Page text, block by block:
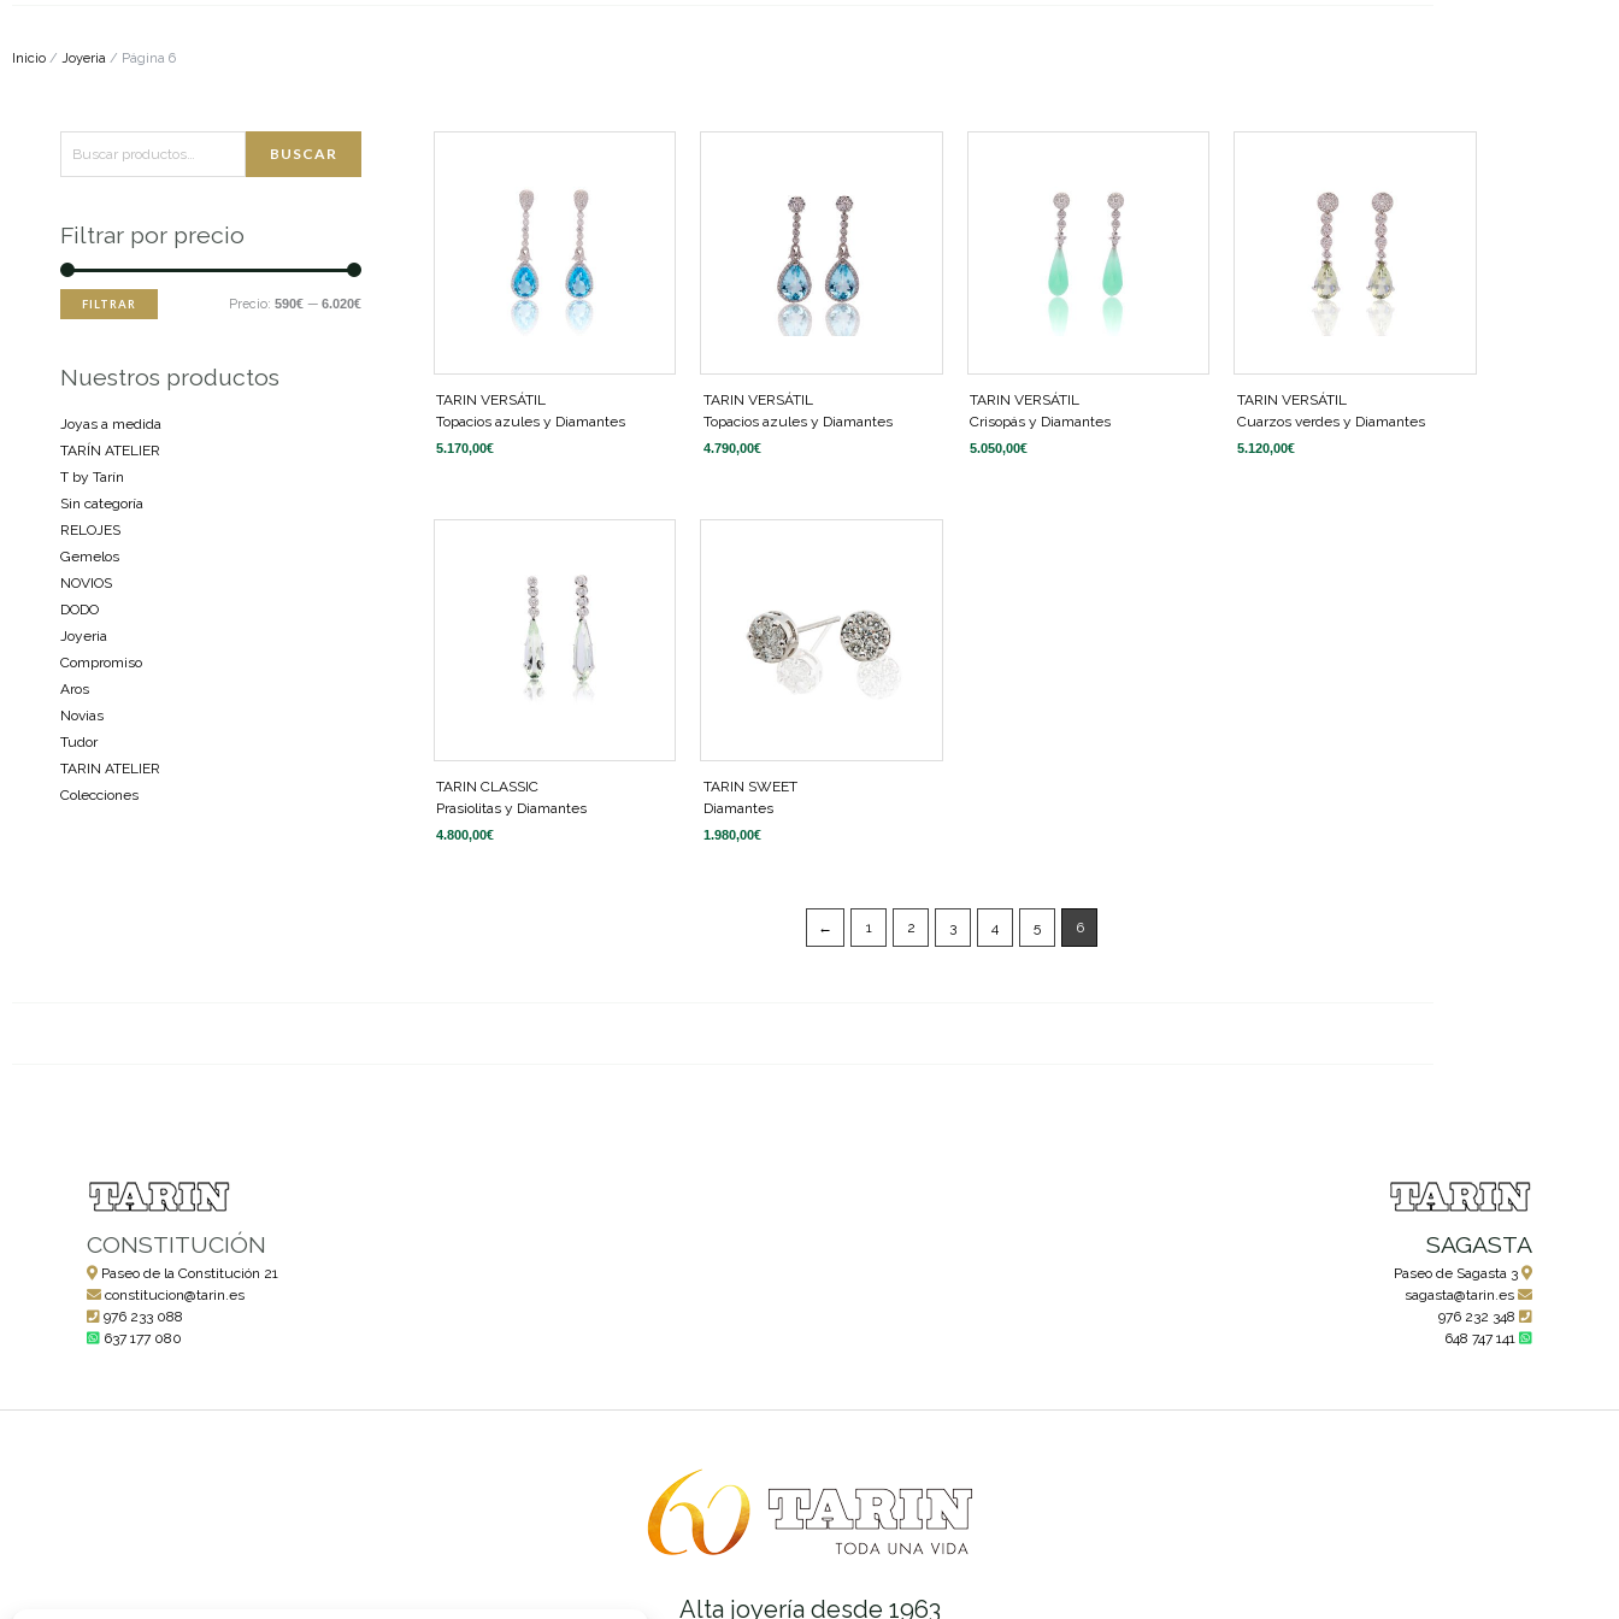
Inicio / Joyeria / Página 6
por:
BUSCAR
Filtrar por precio
mínimo
máximo
FILTRAR Precio: 590€— 6.020€
Nuestros productos
Joyas a medida
TARÍN ATELIER
T by Tarín
Sin categoría
RELOJES
Gemelos
NOVIOS
DODO
Joyeria
Compromiso
Aros
Novias
Tudor
TARIN ATELIER
Colecciones
TARIN VERSÁTIL
Topacios azules y Diamantes
5.170,00€
TARIN VERSÁTIL
Topacios azules y Diamantes
4.790,00€
TARIN VERSÁTIL
Crisopás y Diamantes
5.050,00€
TARIN VERSÁTIL
Cuarzos verdes y Diamantes
5.120,00€
TARIN CLASSIC
Prasiolitas y Diamantes
4.800,00€
TARIN SWEET
Diamantes
1.980,00€
← 1 2 3 4 5 6
CONSTITUCIÓN
Paseo de la Constitución 21
constitucion@tarin.es
976 233 088
637 177 080
SAGASTA
Paseo de Sagasta 3
sagasta@tarin.es
976 232 348
648 747 141
Alta joyería desde 1963